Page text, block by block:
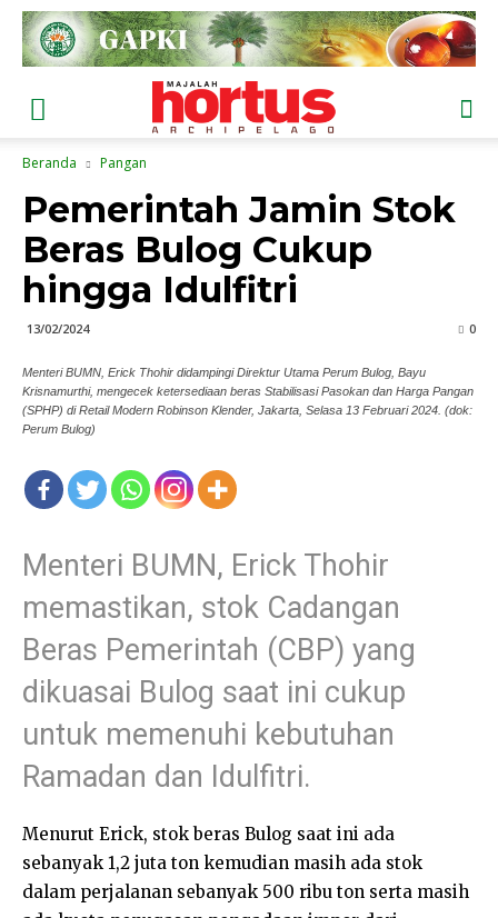
Beranda Pangan
Pemerintah Jamin Stok
Beras Bulog Cukup
hingga Idulfitri
13/02/2024 0
Menteri BUMN, Erick Thohir didampingi Direktur Utama Perum Bulog, Bayu
Krisnamurthi, mengecek ketersediaan beras Stabilisasi Pasokan dan Harga Pangan
(SPHP) di Retail Modern Robinson Klender, Jakarta, Selasa 13 Februari 2024. (dok:
Perum Bulog)
Menteri BUMN, Erick Thohir
memastikan, stok Cadangan
Beras Pemerintah (CBP) yang
dikuasai Bulog saat ini cukup
untuk memenuhi kebutuhan
Ramadan dan Idulfitri.
Menurut Erick, stok beras Bulog saat ini ada
sebanyak 1,2 juta ton kemudian masih ada stok
dalam perjalanan sebanyak 500 ribu ton serta masih